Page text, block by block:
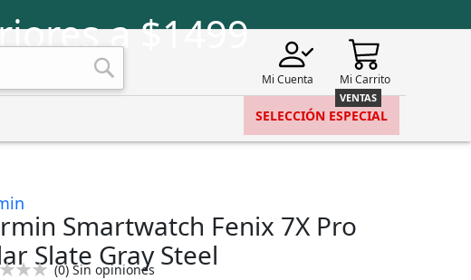
a $1499
Buscar
Mi Cuenta Mi Carrito
SELECCIÓN ESPECIAL
Smartwatch Fenix 7X Pro
Slate Gray Steel
(0) Sin opiniones